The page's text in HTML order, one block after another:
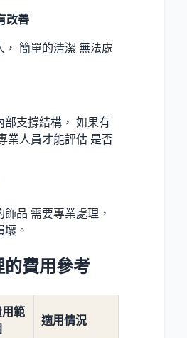
改善
， 簡單的清潔 無法處
部支撐結構， 如果有
業人員才能評估 是否
品 需要專業處理，
。
費用參考
範
適用情況